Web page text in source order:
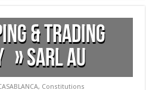
& TRADING
» SARL AU
, Constitutions